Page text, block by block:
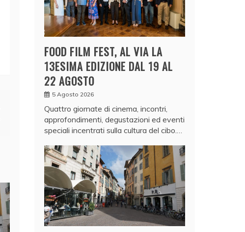
FOOD FILM FEST, AL VIA LA
13ESIMA EDIZIONE DAL 19 AL
22 AGOSTO
5 Agosto 2026
Quattro giornate di cinema, incontri,
approfondimenti, degustazioni ed eventi
speciali incentrati sulla cultura del cibo.…